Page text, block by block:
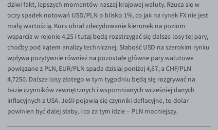
EUR/CNY
EUR/HKD
EUR/HUF
EUR/ILS
EUR/JPY
EUR/NZD
EUR/RON
dziwi fakt, lepszych momentów naszej krajowej waluty. Rzuca się w
oczy spadek notowań USD/PLN o blisko 1%, co jak na rynek FX nie jest
małą wartością. Kurs obrał zdecydowanie kierunek na poziom
wsparcia w rejonie 4,25 i tutaj będą rozstrzygać się dalsze losy tej pary,
choćby pod kątem analizy technicznej. Słabość USD na szerokim rynku
wpływa pozytywnie również na pozostałe główne pary walutowe
powiązane z PLN, EUR/PLN spada dzisiaj poniżej 4,67, a CHF/PLN
4,7250. Dalsze losy złotego w tym tygodniu będą się rozgrywać na
bazie czynników zewnętrznych i wspomnianych wcześniej danych
inflacyjnych z USA. Jeśli pojawią się czynniki deflacyjne, to dolar
powinien być dalej słaby, i co za tym idzie – PLN mocniejszy.